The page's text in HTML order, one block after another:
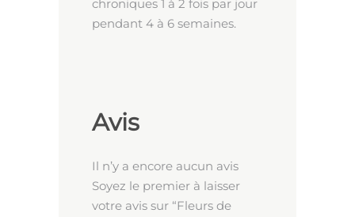
chroniques 1 à 2 fois par jour
pendant 4 à 6 semaines.
Avis
Il n’y a encore aucun avis
Soyez le premier à laisser
votre avis sur “Fleurs de